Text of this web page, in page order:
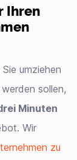
Ihren
umziehen
sollen,
Minuten
Wir
zu